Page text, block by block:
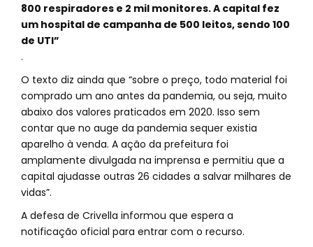
800 respiradores e 2 mil monitores. A capital fez
um hospital de campanha de 500 leitos, sendo 100
de UTI”
.
O texto diz ainda que “sobre o preço, todo material foi
comprado um ano antes da pandemia, ou seja, muito
abaixo dos valores praticados em 2020. Isso sem
contar que no auge da pandemia sequer existia
aparelho à venda. A ação da prefeitura foi
amplamente divulgada na imprensa e permitiu que a
capital ajudasse outras 26 cidades a salvar milhares de
vidas”.
A defesa de Crivella informou que espera a
notificação oficial para entrar com o recurso.